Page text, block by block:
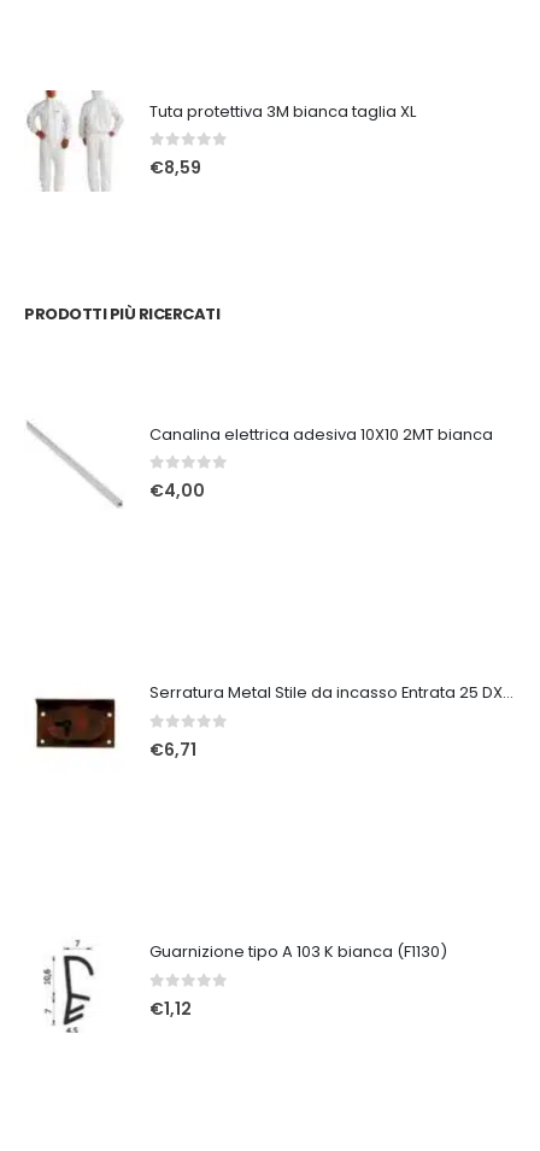
Tuta protettiva 3M bianca taglia XL
0Su 5
€8,59
PRODOTTI PIÙ RICERCATI
Canalina elettrica adesiva 10X10 2MT bianca
0Su 5
€4,00
Serratura Metal Stile da incasso Entrata 25 DX MG8952
0Su 5
€6,71
Guarnizione tipo A 103 K bianca (F1130)
Su 5
€1,12